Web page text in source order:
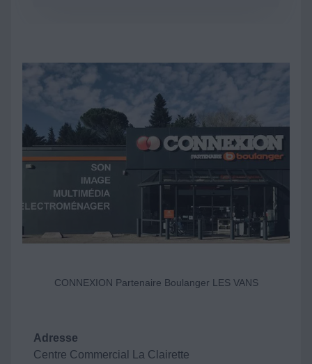
CONNEXION Partenaire Boulanger LES VANS
Adresse
Centre Commercial La Clairette